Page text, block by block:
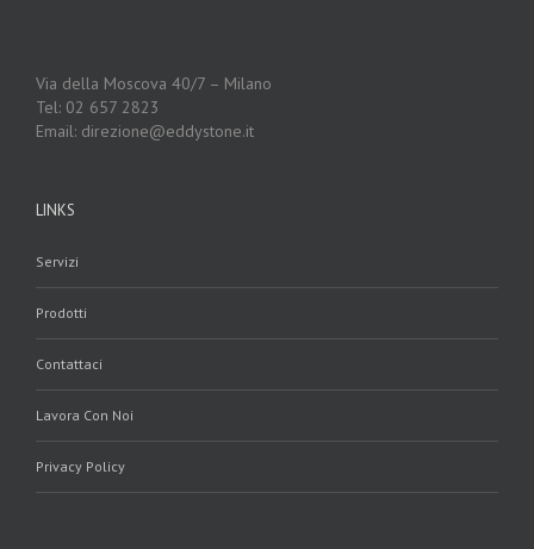
Via della Moscova 40/7 – Milano
Tel: 02 657 2823
Email: direzione@eddystone.it
LINKS
Servizi
Prodotti
Contattaci
Lavora Con Noi
Privacy Policy